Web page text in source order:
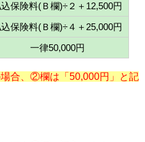
保険料(Ｂ欄)÷２＋12,500円
保険料(Ｂ欄)÷４＋25,000円
一律50,000円
合、②欄は「50,000円」と記